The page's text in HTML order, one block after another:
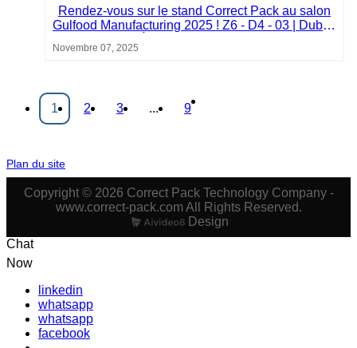
Rendez-vous sur le stand Correct Pack au salon
Gulfood Manufacturing 2025 ! Z6 - D4 - 03 | Dubaï,
Novembre 07, 2025
1 2 3 ... 9
Plan du site
Copyright © 2026 Correct Pack Technology Company -
www.correct-pack.com All Rights Reserved.
Design
Chat
Now
linkedin
whatsapp
whatsapp
facebook